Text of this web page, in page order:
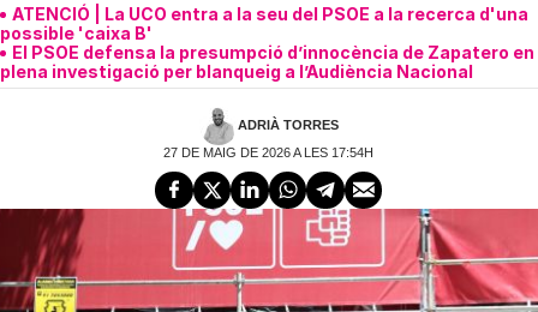
ATENCIÓ | La UCO entra a la seu del PSOE a la recerca d'una
possible 'caixa B'
El PSOE defensa la presumpció d’innocència de Zapatero en
plena investigació per blanqueig a l’Audiència Nacional
ADRIÀ TORRES
27 DE MAIG DE 2026 A LES 17:54H